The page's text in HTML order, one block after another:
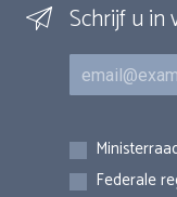
Schrijf u in
E-mail
Inschrijvingen
Federale